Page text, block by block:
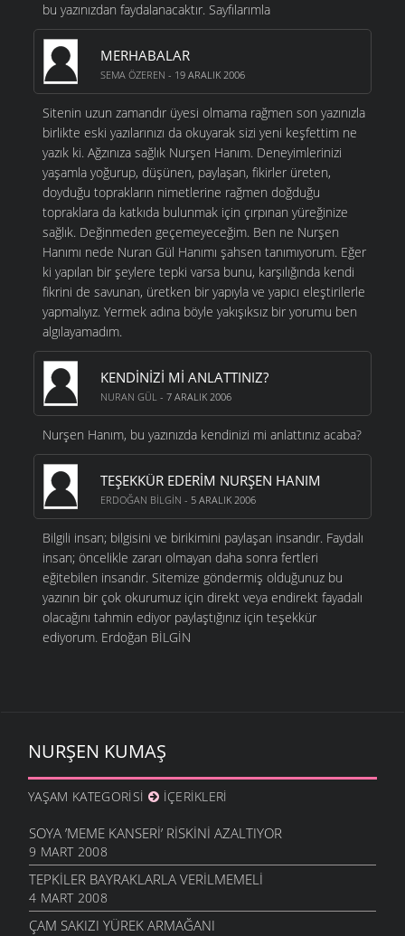
bu yazınızdan faydalanacaktır. Sayfılarımla
MERHABALAR
SEMA ÖZEREN - 19 ARALIK 2006
Sitenin uzun zamandır üyesi olmama rağmen son yazınızla
birlikte eski yazılarınızı da okuyarak sizi yeni keşfettim ne
yazık ki. Ağzınıza sağlık Nurşen Hanım. Deneyimlerinizi
yaşamla yoğurup, düşünen, paylaşan, fikirler üreten,
doyduğu toprakların nimetlerine rağmen doğduğu
topraklara da katkıda bulunmak için çırpınan yüreğinize
sağlık. Değinmeden geçemeyeceğim. Ben ne Nurşen
Hanımı nede Nuran Gül Hanımı şahsen tanımıyorum. Eğer
ki yapılan bir şeylere tepki varsa bunu, karşılığında kendi
fikrini de savunan, üretken bir yapıyla ve yapıcı eleştirilerle
yapmalıyız. Yermek adına böyle yakışıksız bir yorumu ben
algılayamadım.
KENDINIZI MI ANLATTINIZ?
NURAN GÜL - 7 ARALIK 2006
Nurşen Hanım, bu yazınızda kendinizi mi anlattınız acaba?
TEŞEKKÜR EDERİM NURŞEN HANIM
ERDOĞAN BILGIN - 5 ARALIK 2006
Bilgili insan; bilgisini ve birikimini paylaşan insandır. Faydalı
insan; öncelikle zararı olmayan daha sonra fertleri
eğitebilen insandır. Sitemize göndermiş olduğunuz bu
yazının bir çok okurumuz için direkt veya endirekt fayadalı
olacağını tahmin ediyor paylaştığınız için teşekkür
ediyorum. Erdoğan BİLGİN
NURŞEN KUMAŞ
YAŞAM KATEGORISI İÇERIKLERI
SOYA ’MEME KANSERI’ RISKINI AZALTIYOR
9 MART 2008
TEPKILER BAYRAKLARLA VERILMEMELI
4 MART 2008
ÇAM SAKIZI YÜREK ARMAĞANI